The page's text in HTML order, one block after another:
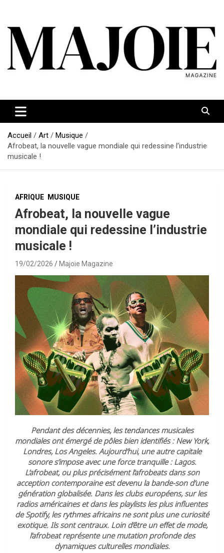
contenu
Accueil Art
Musique
Afrobeat, la nouvelle vague mondiale qui redessine l’industrie
musicale !
AFRIQUE MUSIQUE
Afrobeat, la nouvelle vague
mondiale qui redessine l’industrie
musicale !
19/02/2026 Majoie Magazine
Pendant des décennies, les tendances musicales
mondiales ont émergé de pôles bien identifiés : New York,
Londres, Los Angeles. Aujourd’hui, une autre capitale
sonore s’impose avec une force tranquille : Lagos.
L’afrobeat, ou plus précisément l’afrobeats dans son
acception contemporaine est devenu la bande-son d’une
génération globalisée. Dans les clubs européens, sur les
radios américaines et dans les playlists les plus influentes
de Spotify, les rythmes africains ne sont plus une curiosité
exotique. Ils sont centraux. Loin d’être un effet de mode,
l’afrobeat représente une mutation profonde des
dynamiques culturelles mondiales.